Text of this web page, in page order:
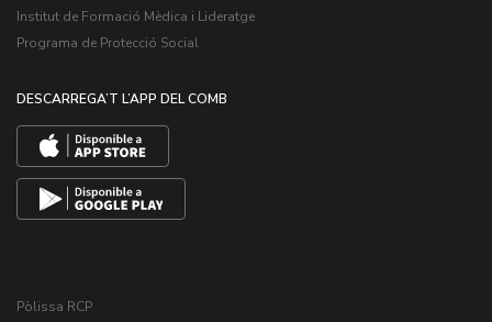
Institut de Formació Mèdica i Lideratge
Programa de Protecció Social
DESCARREGA’T L’APP DEL COMB
Pòlissa RCP